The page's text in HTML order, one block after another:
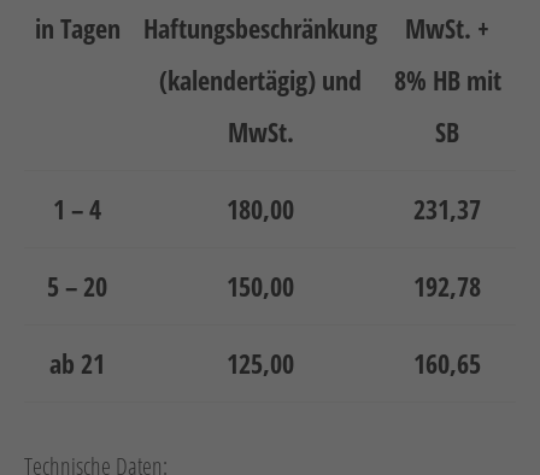
in Tagen
Haftungsbeschränkung
(kalendertägig) und
MwSt.
MwSt. +
8% HB mit
SB
1 – 4 180,00 231,37
5 – 20 150,00 192,78
ab 21 125,00 160,65
Technische Daten: